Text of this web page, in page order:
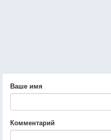
Ваше имя
Комментарий